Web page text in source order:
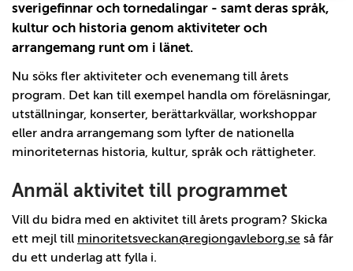
sverigefinnar och tornedalingar - samt deras språk,
kultur och historia genom aktiviteter och
arrangemang runt om i länet.
Nu söks fler aktiviteter och evenemang till årets
program. Det kan till exempel handla om föreläsningar,
utställningar, konserter, berättarkvällar, workshoppar
eller andra arrangemang som lyfter de nationella
minoriteternas historia, kultur, språk och rättigheter.
Anmäl aktivitet till programmet
Vill du bidra med en aktivitet till årets program? Skicka
ett mejl till minoritetsveckan@regiongavleborg.se så får
du ett underlag att fylla i.